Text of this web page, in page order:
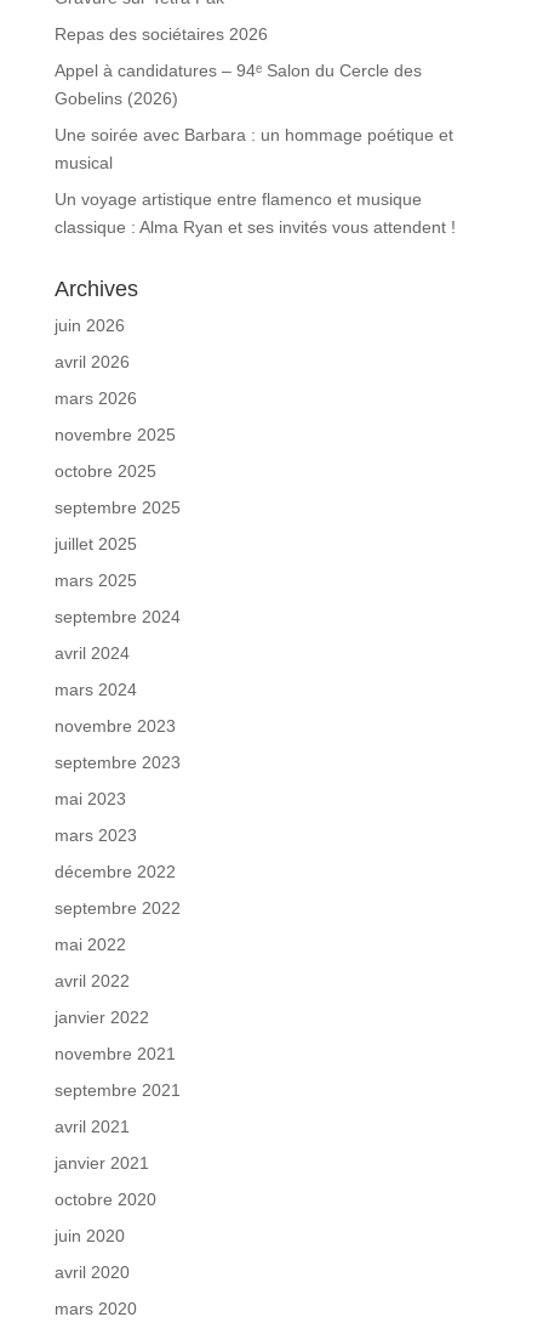
Repas des sociétaires 2026
Appel à candidatures – 94ᵉ Salon du Cercle des
Gobelins (2026)
Une soirée avec Barbara : un hommage poétique et
musical
Un voyage artistique entre flamenco et musique
classique : Alma Ryan et ses invités vous attendent !
Archives
juin 2026
avril 2026
mars 2026
novembre 2025
octobre 2025
septembre 2025
juillet 2025
mars 2025
septembre 2024
avril 2024
mars 2024
novembre 2023
septembre 2023
mai 2023
mars 2023
décembre 2022
septembre 2022
mai 2022
avril 2022
janvier 2022
novembre 2021
septembre 2021
avril 2021
janvier 2021
octobre 2020
juin 2020
avril 2020
mars 2020